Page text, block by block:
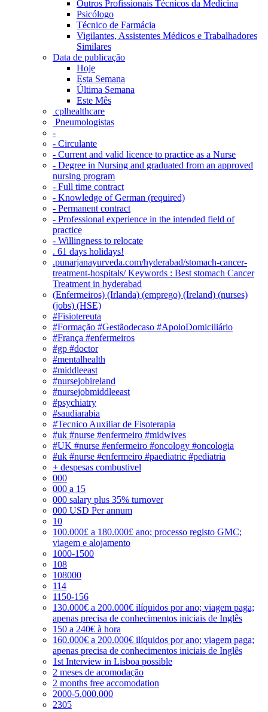
Outros Profissionais Técnicos da Medicina
Psicólogo
Técnico de Farmácia
Vigilantes, Assistentes Médicos e Trabalhadores
Similares
Data de publicação
Hoje
Esta Semana
Última Semana
Este Mês
‎ cplhealthcare‬
Pneumologistas
-
- Circulante
- Current and valid licence to practice as a Nurse
- Degree in Nursing and graduated from an approved
nursing program
- Full time contract
- Knowledge of German (required)
- Permanent contract
- Professional experience in the intended field of
practice
- Willingness to relocate
. 61 days holidays!
.punarjanayurveda.com/hyderabad/stomach-cancer-
treatment-hospitals/ Keywords : Best stomach Cancer
Treatment in hyderabad
(Enfermeiros) (Irlanda) (emprego) (Ireland) (nurses)
(jobs) (HSE)
#Fisiotereuta
#Formação #Gestãodecaso #ApoioDomiciliário
#França #enfermeiros
#gp #doctor
#mentalhealth
#middleeast
#nursejobireland
#nursejobmiddleeast
#psychiatry
#saudiarabia
#Tecnico Auxiliar de Fisoterapia
#uk #nurse #enfermeiro #midwives
#UK #nurse #enfermeiro #oncology #oncologia
#uk #nurse #enfermeiro #paediatric #pediatria
+ despesas combustivel
000
000 a 15
000 salary plus 35% turnover
000 USD Per annum
10
100.000£ a 180.000£ ano; processo registo GMC;
viagem e alojamento
1000-1500
108
108000
114
1150-156
130.000€ a 200.000€ ilíquidos por ano; viagem paga;
apenas precisa de conhecimentos iniciais de Inglês
150 a 240€ à hora
160.000€ a 200.000€ ilíquidos por ano; viagem paga;
apenas precisa de conhecimentos iniciais de Inglês
1st Interview in Lisboa possible
2 meses de acomodação
2 months free accomodation
2000-5.000.000
2305